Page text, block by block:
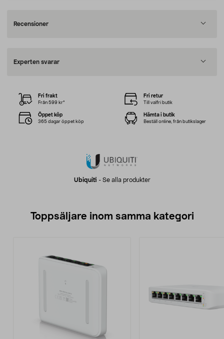
Recensioner
Experten svarar
Ubiquiti - Se alla produkter
Fri frakt
Från 599 kr*
Fri retur
Till valfri butik
Öppet köp
365 dagar öppet köp
Hämta i butik
Beställ online, från butikslager
Toppsäljare inom samma kategori